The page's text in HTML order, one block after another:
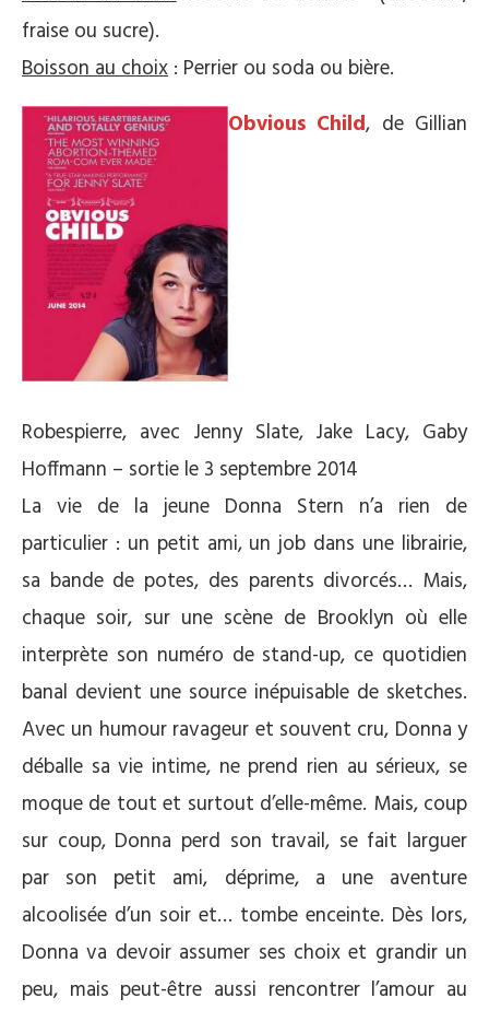
fraise ou sucre).
Boisson au choix : Perrier ou soda ou bière.
Obvious Child, de Gillian
Robespierre, avec Jenny Slate, Jake Lacy, Gaby
Hoffmann – sortie le 3 septembre 2014
La vie de la jeune Donna Stern n’a rien de
particulier : un petit ami, un job dans une librairie,
sa bande de potes, des parents divorcés… Mais,
chaque soir, sur une scène de Brooklyn où elle
interprète son numéro de stand-up, ce quotidien
banal devient une source inépuisable de sketches.
Avec un humour ravageur et souvent cru, Donna y
déballe sa vie intime, ne prend rien au sérieux, se
moque de tout et surtout d’elle-même. Mais, coup
sur coup, Donna perd son travail, se fait larguer
par son petit ami, déprime, a une aventure
alcoolisée d’un soir et… tombe enceinte. Dès lors,
Donna va devoir assumer ses choix et grandir un
peu, mais peut-être aussi rencontrer l’amour au